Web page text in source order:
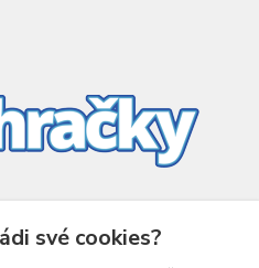
své cookies?